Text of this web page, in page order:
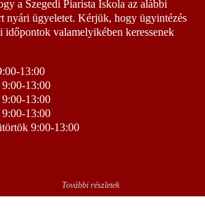
a Szegedi Piarista Iskola az alábbi
nyári ügyeletet. Kérjük, hogy ügyintézés
időpontok valamelyikében keressenek
13:00
9:00-13:00
9:00-13:00
9:00-13:00
9:00-13:00
További részletek